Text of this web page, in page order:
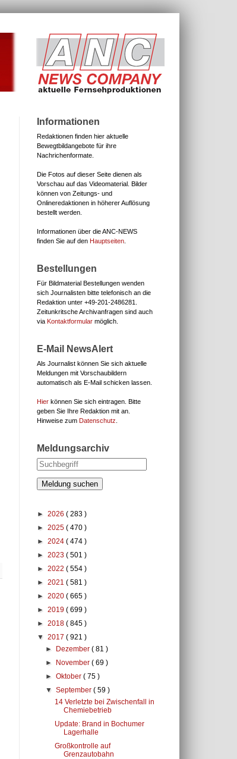
Informationen
Redaktionen finden hier aktuelle
Bewegtbildangebote für ihre
Nachrichenformate.
Die Fotos auf dieser Seite dienen als
Vorschau auf das Videomaterial. Bilder
können von Zeitungs- und
Onlineredaktionen in höherer Auflösung
bestellt werden.
Informationen über die ANC-NEWS
finden Sie auf den Hauptseiten
Bestellungen
Für Bildmaterial Bestellungen wenden
sich Journalisten bitte telefonisch an die
Redaktion unter +49-201-2486281.
Zeitunkritsche Archivanfragen sind auch
via Kontaktformular möglich.
E-Mail NewsAlert
Als Journalist können Sie sich aktuelle
Meldungen mit Vorschaubildern
automatisch als E-Mail schicken lassen.
Hier können Sie sich eintragen. Bitte
geben Sie Ihre Redaktion mit an.
Hinweise zum Datenschutz
Meldungsarchiv
Meldung suchen
► 2026 ( 283 )
► 2025 ( 470 )
► 2024 ( 474 )
► 2023 ( 501 )
► 2022 ( 554 )
► 2021 ( 581 )
► 2020 ( 665 )
► 2019 ( 699 )
► 2018 ( 845 )
▼ 2017 ( 921 )
►
Dezember( 81 )
►
November( 69 )
►Oktober( 75 )
▼September( 59 )
14 Verletzte bei Zwischenfall in
Chemiebetrieb
Update: Brand in Bochumer
Lagerhalle
Großkontrolle auf
Grenzautobahn